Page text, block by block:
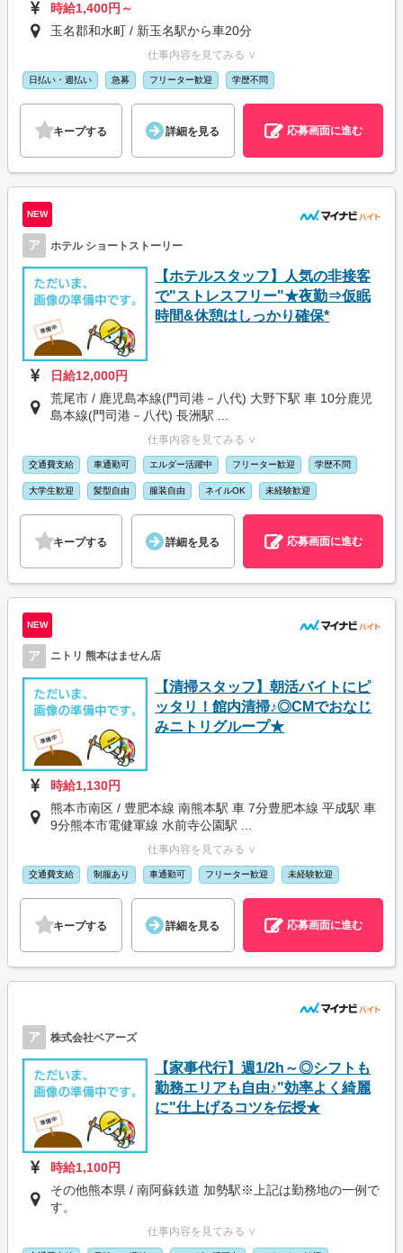
時給1,400円～
玉名郡和水町 / 新玉名駅から車20分
仕事内容を見てみる ∨
日払い・週払い 急募 フリーター歓迎 学歴不問
キープする 詳細を見る 応募画面に進む
NEW
ア ホテル ショートストーリー
【ホテルスタッフ】人気の非接客
で"ストレスフリー"★夜勤⇒仮眠
時間&休憩はしっかり確保*
日給12,000円
荒尾市 / 鹿児島本線(門司港－八代) 大野下駅 車 10分鹿児
島本線(門司港－八代) 長洲駅 ...
仕事内容を見てみる ∨
交通費支給 車通勤可 エルダー活躍中 フリーター歓迎 学歴不問
大学生歓迎 髪型自由 服装自由 ネイルOK 未経験歓迎
キープする 詳細を見る 応募画面に進む
NEW
ア ニトリ 熊本はません店
【清掃スタッフ】朝活バイトにピ
ッタリ！館内清掃♪◎CMでおなじ
みニトリグループ★
時給1,130円
熊本市南区 / 豊肥本線 南熊本駅 車 7分豊肥本線 平成駅 車
9分熊本市電健軍線 水前寺公園駅 ...
仕事内容を見てみる ∨
交通費支給 制服あり 車通勤可 フリーター歓迎 未経験歓迎
キープする 詳細を見る 応募画面に進む
ア 株式会社ベアーズ
【家事代行】週1/2h～◎シフトも
勤務エリアも自由♪"効率よく綺麗
に"仕上げるコツを伝授★
時給1,100円
その他熊本県 / 南阿蘇鉄道 加勢駅※上記は勤務地の一例で
す。
仕事内容を見てみる ∨